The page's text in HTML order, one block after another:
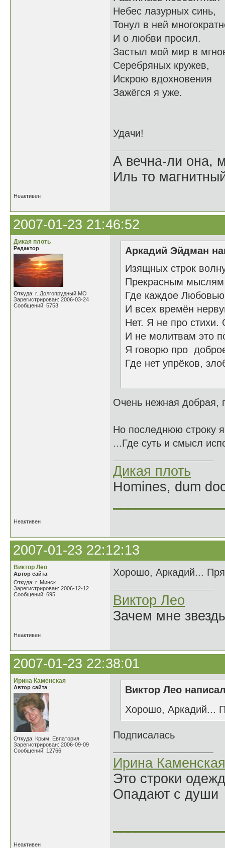
Небес лазурных синь,
Тонул в ней
И о любви просил.
Застыл мой мир в
Серебряных кружев,
Искрою вдохновения
Зажёгся я уже.
Удачи!
А вечна-ли она,
Иль то
Неактивен
2007-01-23 21:46:52
Дикая плоть
Редактор
Откуда: г. Долгопрудный МО
Зарегистрирован: 2006-03-24
Сообщений: 5753
Аркадий Эйдман
Изящных строк
Прекрасным мыслям
Где каждое
И всех времён
Нет. Я не про
И не молитвам это
Я говорю про
Где нет упрёков,
Очень нежная добрая,
Но последнюю строку
...Где суть и смысл
Дикая плоть
Homines, dum
Неактивен
2007-01-23 22:12:13
Виктор Лео
Автор сайта
Откуда: г. Минск
Зарегистрирован: 2006-12-12
Сообщений: 695
Хорошо, Аркадий...
Виктор Лео
Зачем мне
Неактивен
2007-01-23 22:38:01
Ирина Каменская
Автор сайта
Откуда: Крым, Евпатория
Зарегистрирован: 2006-09-09
Сообщений: 12766
Виктор Лео
Хорошо, Аркадий...
Подписалась
Ирина Каменская
Это строки
Опадают с души
Неактивен